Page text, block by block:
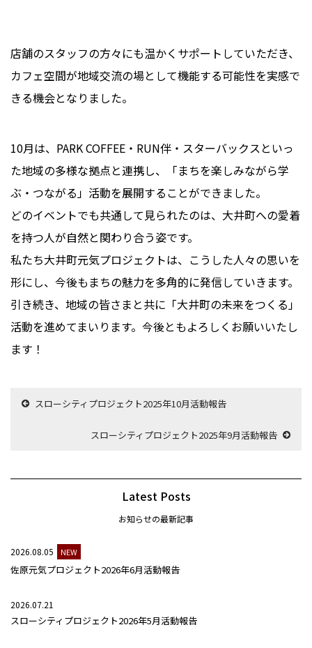
店舗のスタッフの方々にも温かくサポートしていただき、
カフェ空間が地域交流の場として機能する可能性を実感で
きる機会となりました。
10月は、PARK COFFEE・RUN伴・スターバックスといっ
た地域の多様な拠点と連携し、「まちを楽しみながら学
ぶ・つながる」活動を展開することができました。
どのイベントでも共通して見られたのは、大井町への愛着
を持つ人が自然と関わり合う姿です。
私たち大井町元気プロジェクトは、こうした人々の思いを
形にし、今後もまちの魅力を多角的に発信していきます。
引き続き、地域の皆さまと共に「大井町の未来をつくる」
活動を進めてまいります。今後ともよろしくお願いいたし
ます！
スローシティプロジェクト2025年10月活動報告
スローシティプロジェクト2025年9月活動報告
Latest Posts
お知らせの最新記事
2026.08.05 NEW
佐原元気プロジェクト2026年6月活動報告
2026.07.21
スローシティプロジェクト2026年5月活動報告